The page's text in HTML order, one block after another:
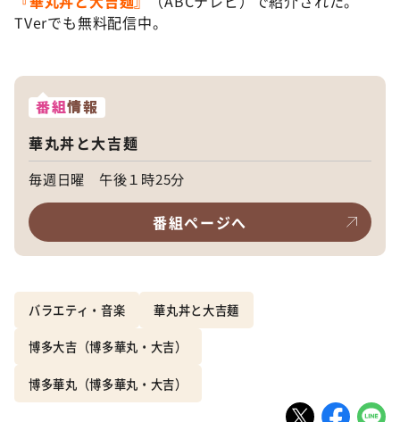
TVerでも無料配信中。
番組情報
華丸丼と大吉麺
毎週日曜 午後１時25分
番組ページへ
バラエティ・音楽 華丸丼と大吉麺
博多大吉（博多華丸・大吉）
博多華丸（博多華丸・大吉）